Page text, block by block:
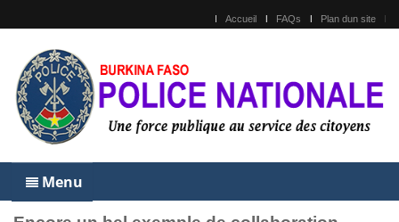
Accueil FAQs Plan dun site
Menu